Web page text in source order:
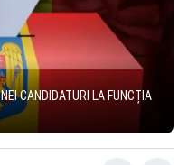
CANDIDATURI LA FUNCȚIA